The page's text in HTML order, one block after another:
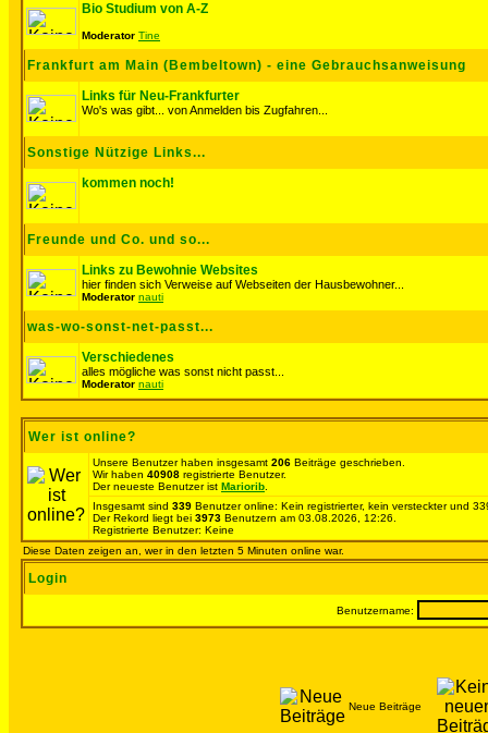
Bio Studium von A-Z
Moderator Tine
Frankfurt am Main (Bembeltown) - eine Gebrauchsanweisung
Links für Neu-Frankfurter
Wo's was gibt... von Anmelden bis Zugfahren...
Sonstige Nützige Links...
kommen noch!
Freunde und Co. und so...
Links zu Bewohnie Websites
hier finden sich Verweise auf Webseiten der Hausbewohner...
Moderator nauti
was-wo-sonst-net-passt...
Verschiedenes
alles mögliche was sonst nicht passt...
Moderator nauti
Wer ist online?
Unsere Benutzer haben insgesamt 206 Beiträge geschrieben.
Wir haben 40908 registrierte Benutzer.
Der neueste Benutzer ist Mariorib
Insgesamt sind 339 Benutzer online: Kein registrierter, kein versteckter und
Der Rekord liegt bei 3973 Benutzern am 03.08.2026, 12:26.
Registrierte Benutzer: Keine
Diese Daten zeigen an, wer in den letzten 5 Minuten online war.
Login
Benutzername:
Neue Beiträge